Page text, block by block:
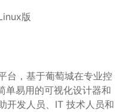
，基于葡萄城在专业控
单易用的可视化设计器和
开发人员、IT 技术人员和